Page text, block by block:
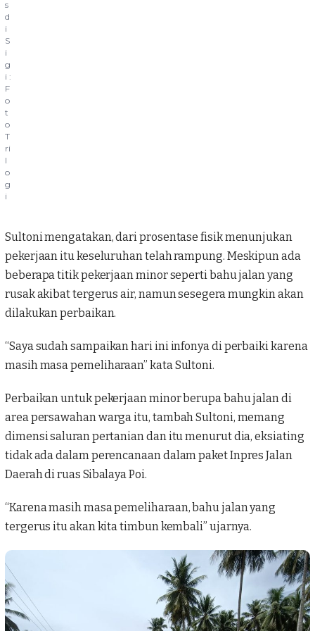
s
d
i
S
i
g
i :
F
o
t
o
T
ri
l
o
g
i
Sultoni mengatakan, dari prosentase fisik menunjukan
pekerjaan itu keseluruhan telah rampung. Meskipun ada
beberapa titik pekerjaan minor seperti bahu jalan yang
rusak akibat tergerus air, namun sesegera mungkin akan
dilakukan perbaikan.
“Saya sudah sampaikan hari ini infonya di perbaiki karena
masih masa pemeliharaan” kata Sultoni.
Perbaikan untuk pekerjaan minor berupa bahu jalan di
area persawahan warga itu, tambah Sultoni, memang
dimensi saluran pertanian dan itu menurut dia, eksiating
tidak ada dalam perencanaan dalam paket Inpres Jalan
Daerah di ruas Sibalaya Poi.
“Karena masih masa pemeliharaan, bahu jalan yang
tergerus itu akan kita timbun kembali” ujarnya.